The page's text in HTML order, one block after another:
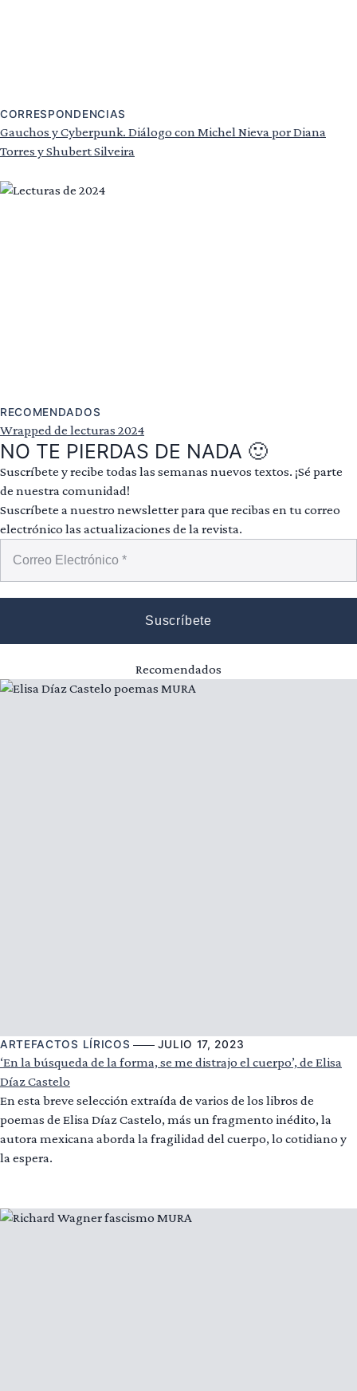
CORRESPONDENCIAS
Gauchos y Cyberpunk. Diálogo con Michel Nieva por Diana
Torres y Shubert Silveira
RECOMENDADOS
Wrapped de lecturas 2024
NO TE PIERDAS DE NADA 🙂
Suscríbete y recibe todas las semanas nuevos textos. ¡Sé parte
de nuestra comunidad!
Suscríbete a nuestro newsletter para que recibas en tu correo
electrónico las actualizaciones de la revista.
Recomendados
ARTEFACTOS LÍRICOS JULIO 17, 2023
‘En la búsqueda de la forma, se me distrajo el cuerpo’, de Elisa
Díaz Castelo
En esta breve selección extraída de varios de los libros de
poemas de Elisa Díaz Castelo, más un fragmento inédito, la
autora mexicana aborda la fragilidad del cuerpo, lo cotidiano y
la espera.